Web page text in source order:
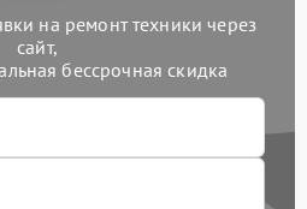
на ремонт техники через
сайт,
бессрочная скидка